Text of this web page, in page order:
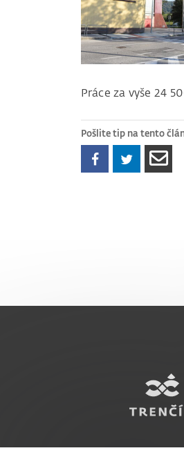
Práce za vyše 24
Pošlite tip na tento